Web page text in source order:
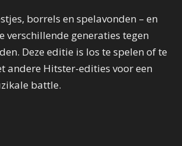
borrels en spelavonden – en
verschillende generaties tegen
Deze editie is los te spelen of te
andere Hitster-edities voor een
battle.